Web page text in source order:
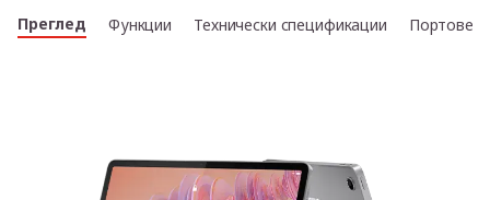
o
Преглед Функции Технически спецификации Портове